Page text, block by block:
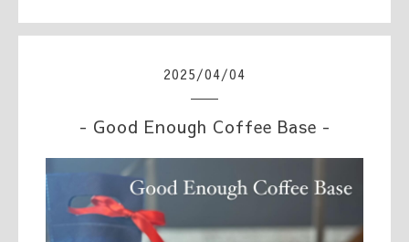
2025/04/04
- Good Enough Coffee Base -